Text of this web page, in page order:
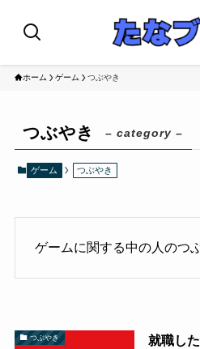
ホーム ゲーム つぶやき
つぶやき – category –
ゲーム つぶやき
ゲームに関する中の人のつ
つぶやき
就職し